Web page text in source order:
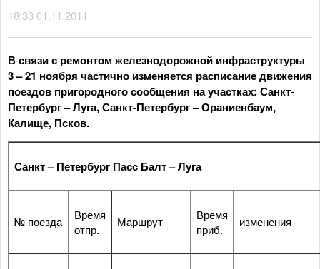
18:33 01.11.2011
В связи с ремонтом железнодорожной инфраструктуры
3 – 21 ноября частично изменяется расписание движения
поездов пригородного сообщения на участках: Санкт-
Петербург – Луга, Санкт-Петербург – Ораниенбаум,
Калище, Псков.
Санкт – Петербург Пасс Балт – Луга
№ поезда
Время
отпр.
Маршрут
Время
приб.
изменения